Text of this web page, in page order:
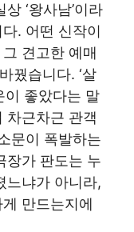
‘왕사남’이라
. 어떤 신작이
견고한 예매
꿨습니다. ‘살
이 좋았다는 말
차근차근 관객
문이 폭발하는
장가 판도는 누
느냐가 아니라,
만드는지에